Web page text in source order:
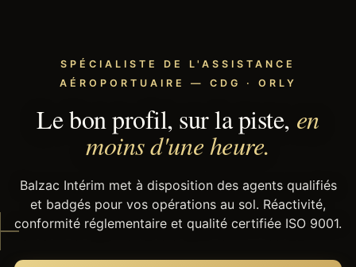
SPÉCIALISTE DE L'ASSISTANCE
AÉROPORTUAIRE — CDG · ORLY
Le bon profil, sur la piste, en
moins d'une heure.
Balzac Intérim met à disposition des agents qualifiés
et badgés pour vos opérations au sol. Réactivité,
conformité réglementaire et qualité certifiée ISO 9001.